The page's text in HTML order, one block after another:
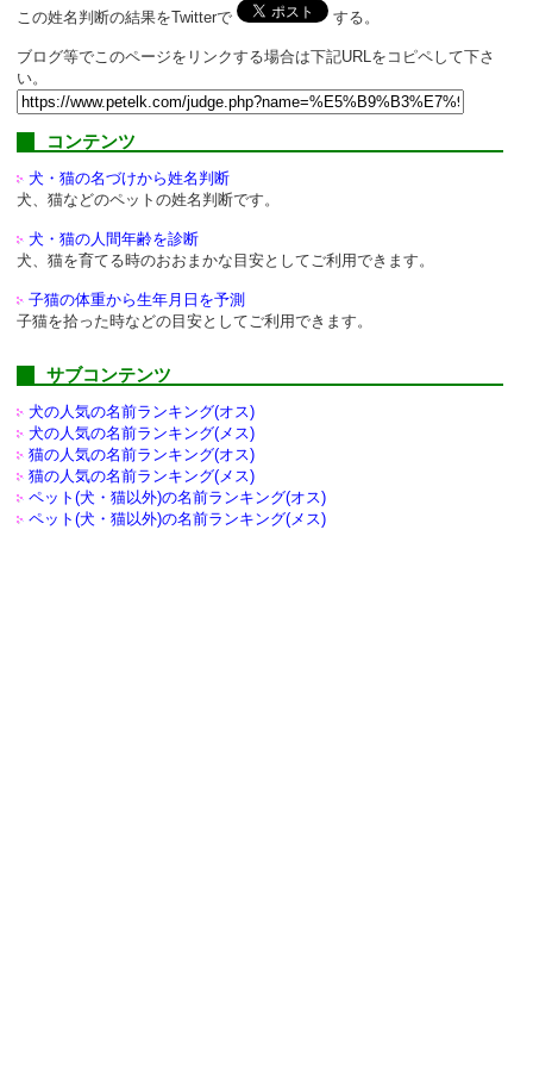
この姓名判断の結果をTwitterで する。
ブログ等でこのページをリンクする場合は下記URLをコピペして下さ
い。
コンテンツ
犬・猫の名づけから姓名判断
犬、猫などのペットの姓名判断です。
犬・猫の人間年齢を診断
犬、猫を育てる時のおおまかな目安としてご利用できます。
子猫の体重から生年月日を予測
子猫を拾った時などの目安としてご利用できます。
サブコンテンツ
犬の人気の名前ランキング(オス)
犬の人気の名前ランキング(メス)
猫の人気の名前ランキング(オス)
猫の人気の名前ランキング(メス)
ペット(犬・猫以外)の名前ランキング(オス)
ペット(犬・猫以外)の名前ランキング(メス)